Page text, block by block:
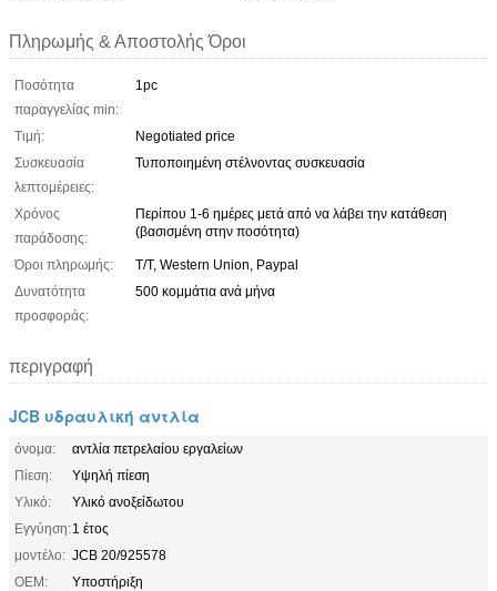
Πληρωμής & Αποστολής Όροι
Ποσότητα
παραγγελίας min:
1pc
Τιμή:
Negotiated price
Συσκευασία
λεπτομέρειες:
Τυποποιημένη στέλνοντας συσκευασία
Χρόνος
παράδοσης:
Περίπου 1-6 ημέρες μετά από να λάβει την κατάθεση
(βασισμένη στην ποσότητα)
Όροι πληρωμής:
T/T, Western Union, Paypal
Δυνατότητα
προσφοράς:
500 κομμάτια ανά μήνα
περιγραφή
JCB υδραυλική αντλία
όνομα:
αντλία πετρελαίου εργαλείων
Πίεση:
Υψηλή πίεση
Υλικό:
Υλικό ανοξείδωτου
Εγγύηση:1 έτος
μοντέλο: JCB 20/925578
OEM:
Υποστήριξη